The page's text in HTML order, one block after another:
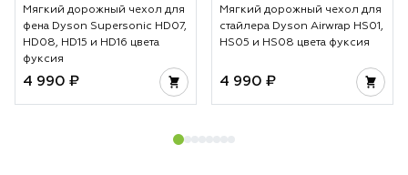
Мягкий дорожный чехол для
фена Dyson Supersonic HD07,
HD08, HD15 и HD16 цвета
фуксия
4 990 ₽
Мягкий дорожный чехол для
стайлера Dyson Airwrap HS01,
HS05 и HS08 цвета фуксия
4 990 ₽